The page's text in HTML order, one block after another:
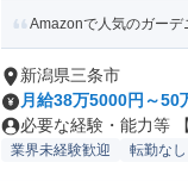
Amazonで人気のガー
新潟県三条市
月給38万5000円～50
必要な経験・能力等
業界未経験歓迎 転勤なし